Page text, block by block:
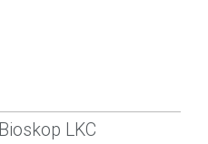
Bioskop LKC